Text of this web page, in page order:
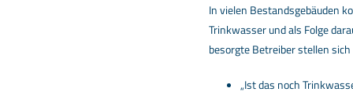
In vielen Bestandsgebäuden
Trinkwasser und als Folge
besorgte Betreiber stellen
„Ist das noch